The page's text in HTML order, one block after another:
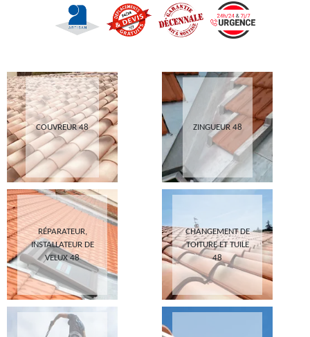
COUVREUR 48 ZINGUEUR 48
RÉPARATEUR,
INSTALLATEUR DE
VELUX 48
CHANGEMENT DE
TOITURE ET TUILE
48